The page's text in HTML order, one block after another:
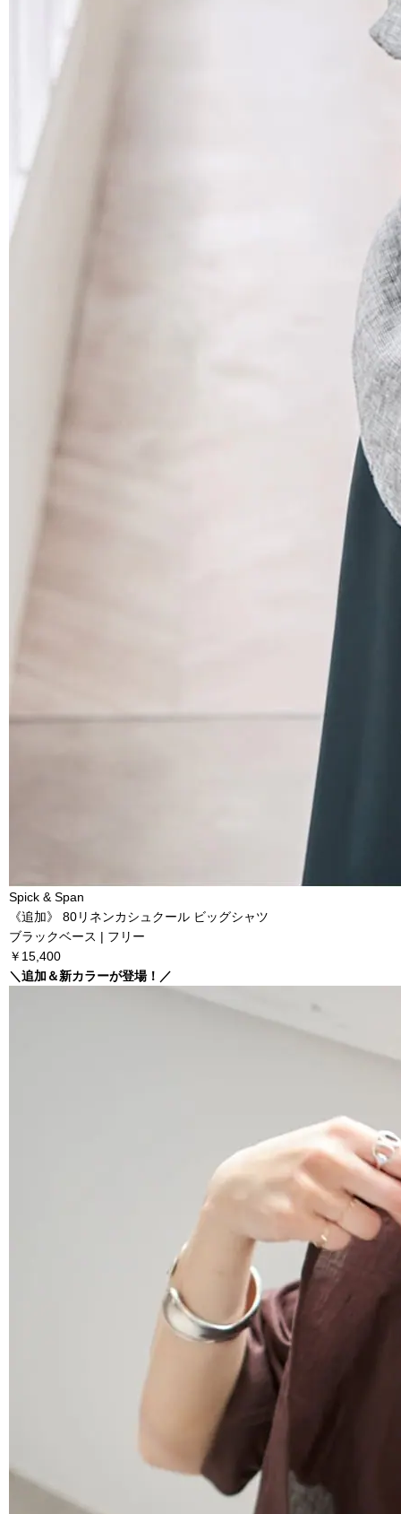
Spick & Span
《追加》 80リネンカシュクール ビッグシャツ
ブラックベース | フリー
￥15,400
＼追加＆新カラーが登場！／